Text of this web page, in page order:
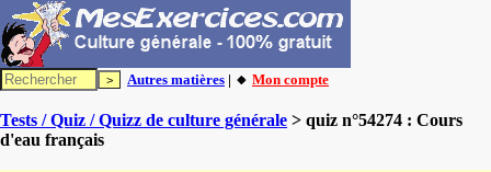
Autres matières | 🔸 Mon compte
Tests / Quiz / Quizz de culture générale > quiz n°54274 : Cours
d'eau français